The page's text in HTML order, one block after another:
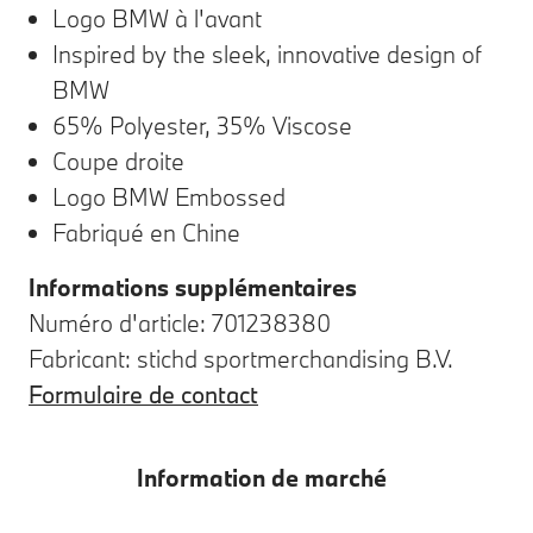
Logo BMW à l'avant
Inspired by the sleek, innovative design of
BMW
65% Polyester, 35% Viscose
Coupe droite
Logo BMW Embossed
Fabriqué en Chine
Informations supplémentaires
Numéro d'article: 701238380
Fabricant: stichd sportmerchandising B.V.
Formulaire de contact
Information de marché